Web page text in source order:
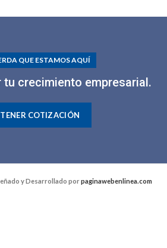
QUE ESTAMOS AQUÍ
tu crecimiento empresarial.
COTIZACIÓN
y Desarrollado porpaginawebenlinea.com